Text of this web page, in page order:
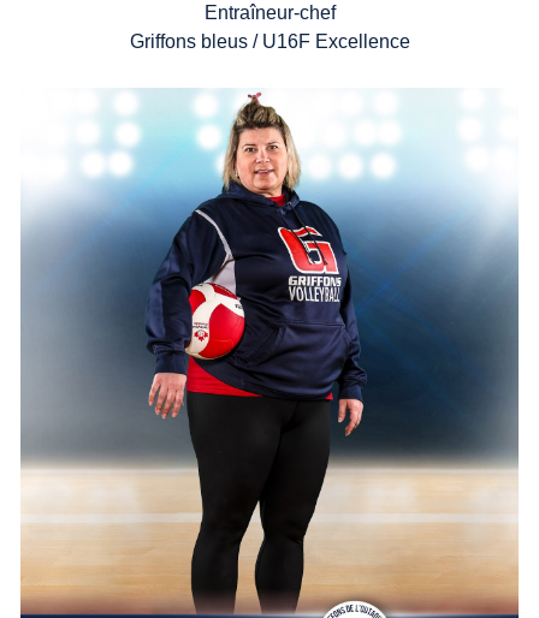
Entraîneur-chef
Griffons bleus / U16F Excellence